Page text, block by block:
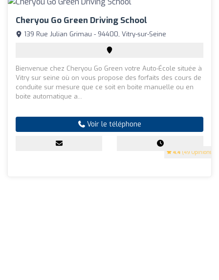
Cheryou Go Green Driving School
4.4 (49 Opinions)
139 Rue Julian Grimau - 94400, Vitry-sur-Seine
Bienvenue chez Cheryou Go Green votre Auto-École située à
Vitry sur seine où on vous propose des forfaits des cours de
conduite sur mesure que ce soit en boite manuelle ou en
boite automatique a...
Voir le téléphone